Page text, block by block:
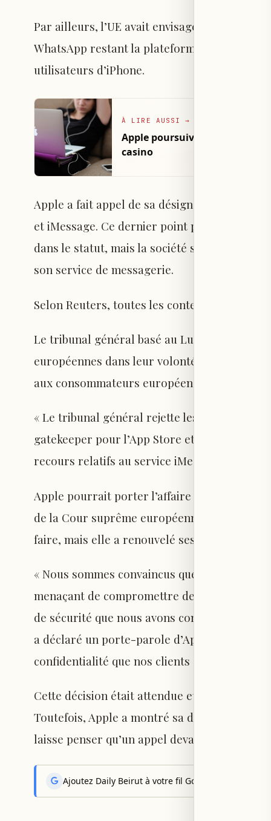
Par ailleurs, l’UE avait envisagé d’étendre
WhatsApp restant la plateforme de
utilisateurs d’iPhone.
À LIRE AUSSI →
Apple poursuivie au Brésil
casino
Apple a fait appel de sa désignation de
et iMessage. Ce dernier point peut sembler
dans le statut, mais la société souhaitait
son service de messagerie.
Selon Reuters, toutes les contestations
Le tribunal général basé au Luxembourg a
européennes dans leur volonté de favoriser
aux consommateurs européens.
« Le tribunal général rejette les recours
gatekeeper pour l’App Store et iOS », a
recours relatifs au service iMessage étaient
Apple pourrait porter l’affaire devant la Cour
de la Cour suprême européenne. La société
faire, mais elle a renouvelé ses critiques à
« Nous sommes convaincus que le mandat
menaçant de compromettre des décennies
de sécurité que nous avons construites,
a déclaré un porte-parole d’Apple. « Nous
confidentialité que nos clients européens
Cette décision était attendue et il est
Toutefois, Apple a montré sa détermination
laisse penser qu’un appel devant la Cour de
Ajoutez Daily Beirut à votre fil Google News pour